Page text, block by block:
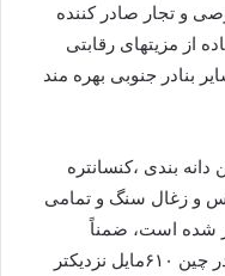
و تجار صادر کننده
از مزیتهای رقابتی
بنادر جنوبی بهره مند
بندی ،کنسانتره
و زغال سنگ و تمامی
شده است، ضمناً
مسافت حمل دریایی از این بندر به بنادر چین ۶۱۰مایل نزدیکتر